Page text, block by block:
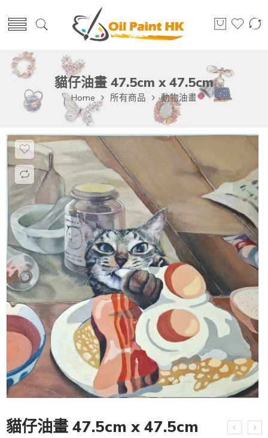
貓仔油畫 47.5cm x 47.5cm
Home 所有商品 動物油畫
貓仔油畫 47.5cm x 47.5cm